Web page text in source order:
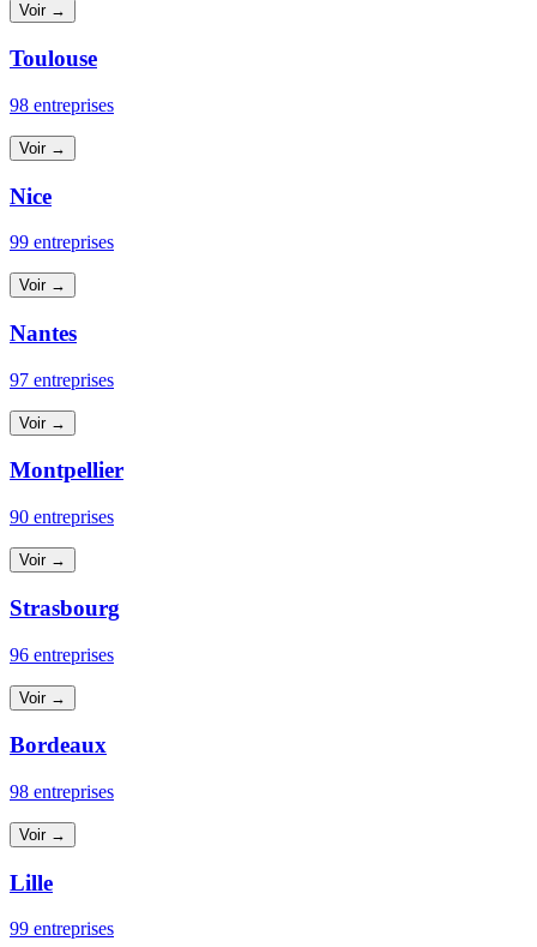
Voir →
Toulouse
98 entreprises
Voir →
Nice
99 entreprises
Voir →
Nantes
97 entreprises
Voir →
Montpellier
90 entreprises
Voir →
Strasbourg
96 entreprises
Voir →
Bordeaux
98 entreprises
Voir →
Lille
99 entreprises